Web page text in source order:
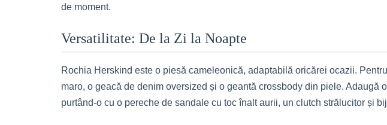
de moment.
Versatilitate: De la Zi la Noapte
Rochia Herskind este o piesă cameleonică, adaptabilă oricărei ocazii.
maro, o geacă de denim oversized și o geantă crossbody din piele.
purtând-o cu o pereche de sandale cu toc înalt aurii, un clutch strălucitor și